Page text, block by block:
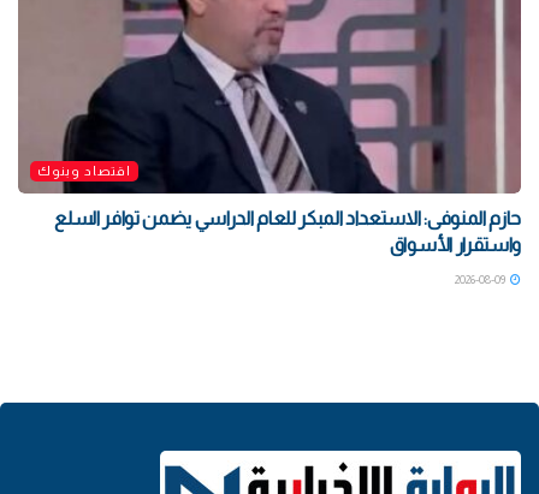
اقتصاد وبنوك
حازم المنوفى: الاستعداد المبكر للعام الدراسي يضمن توافر السلع
واستقرار الأسواق